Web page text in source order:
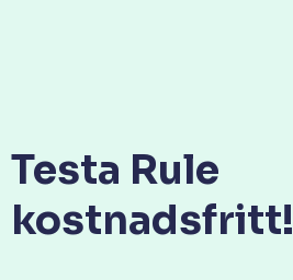
Testa Rule
kostnadsfritt!